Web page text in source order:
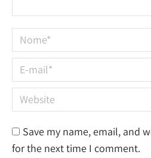
Nome *
E-mail *
Website
Save my name, email, and
for the next time I comment.